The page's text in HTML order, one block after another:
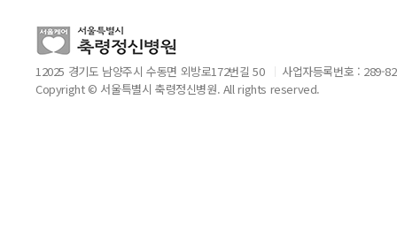
12025 경기도 남양주시 수동면 외방로172번길 50
사업자등록번호 : 289-
Copyright © 서울특별시 축령정신병원. All rights reserved.